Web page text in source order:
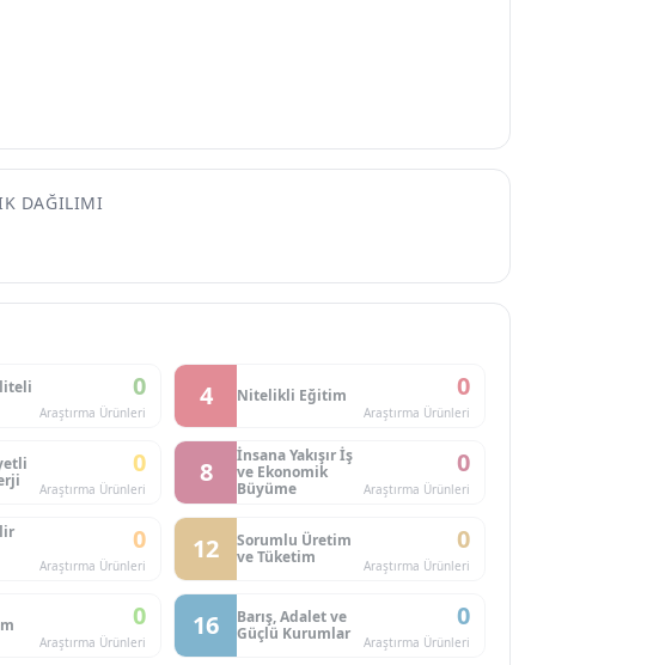
DAĞILIMI
0
Araştırma Ürünleri
4 Nitelikli Eğitim 0
Araştırma Ürünleri
0
Araştırma Ürünleri
8
İnsana Yakışır İş
ve Ekonomik
Büyüme
0
Araştırma Ürünleri
0
Araştırma Ürünleri
12
Sorumlu Üretim
ve Tüketim
0
Araştırma Ürünleri
0
Araştırma Ürünleri
16
Barış, Adalet ve
Güçlü Kurumlar
0
Araştırma Ürünleri